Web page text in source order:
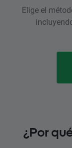
Elige el
¿Por